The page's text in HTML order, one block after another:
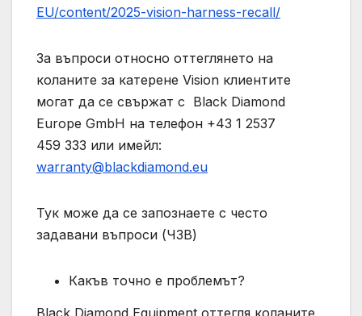
EU/content/2025-vision-harness-recall/
За въпроси относно оттеглянето на
коланите за катерене Vision клиентите
могат да се свържат с Black Diamond
Europe GmbH на телефон +43 1 2537
459 333 или имейл:
warranty@blackdiamond.eu
Тук може да се запознаете с често
задавани въпроси (ЧЗВ)
Какъв точно е проблемът?
Black Diamond Equipment оттегля коланите